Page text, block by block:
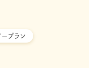
ープラン